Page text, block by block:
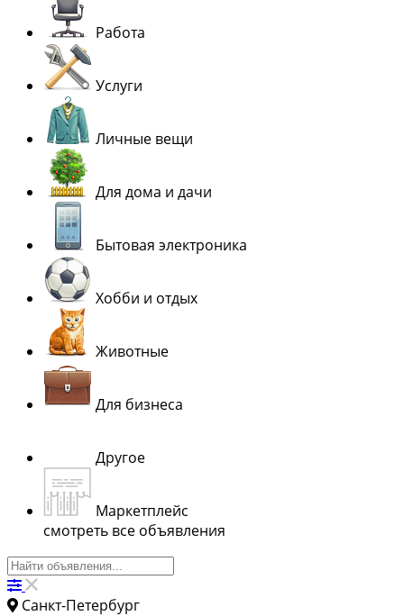
Работа
Услуги
Личные вещи
Для дома и дачи
Бытовая электроника
Хобби и отдых
Животные
Для бизнеса
Другое
Маркетплейс
смотреть все объявления
Санкт-Петербург